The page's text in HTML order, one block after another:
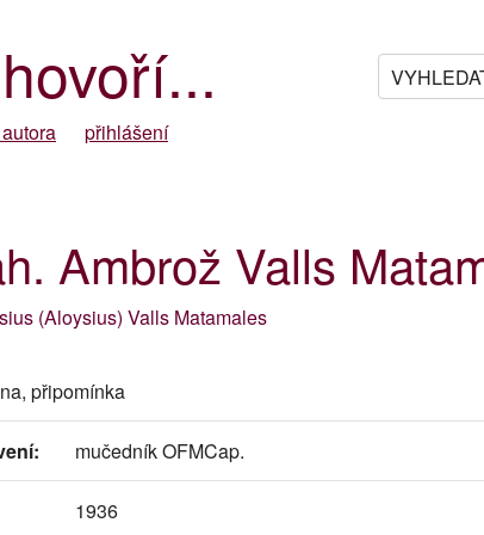
přihlášení
Ambrož Valls
(Aloysius) Valls Matamales
připomínka
mučedník OFMCap.
1936